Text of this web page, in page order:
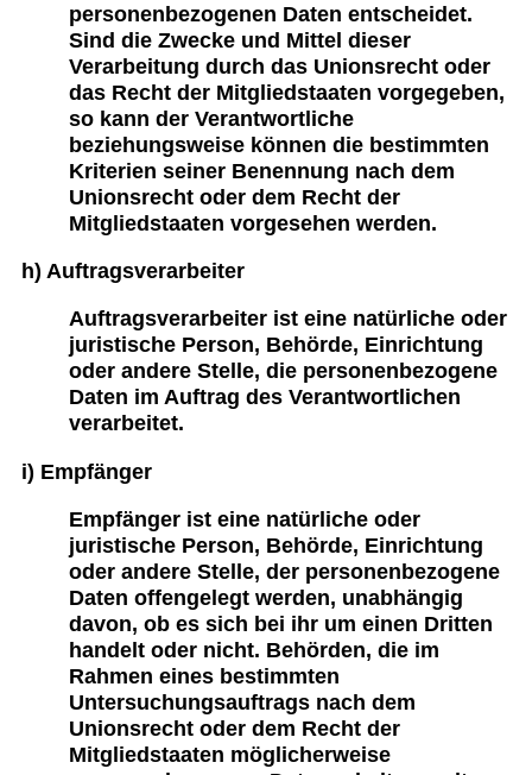
personenbezogenen Daten entscheidet.
Sind die Zwecke und Mittel dieser
Verarbeitung durch das Unionsrecht oder
das Recht der Mitgliedstaaten vorgegeben,
so kann der Verantwortliche
beziehungsweise können die bestimmten
Kriterien seiner Benennung nach dem
Unionsrecht oder dem Recht der
Mitgliedstaaten vorgesehen werden.
h) Auftragsverarbeiter
Auftragsverarbeiter ist eine natürliche oder
juristische Person, Behörde, Einrichtung
oder andere Stelle, die personenbezogene
Daten im Auftrag des Verantwortlichen
verarbeitet.
i) Empfänger
Empfänger ist eine natürliche oder
juristische Person, Behörde, Einrichtung
oder andere Stelle, der personenbezogene
Daten offengelegt werden, unabhängig
davon, ob es sich bei ihr um einen Dritten
handelt oder nicht. Behörden, die im
Rahmen eines bestimmten
Untersuchungsauftrags nach dem
Unionsrecht oder dem Recht der
Mitgliedstaaten möglicherweise